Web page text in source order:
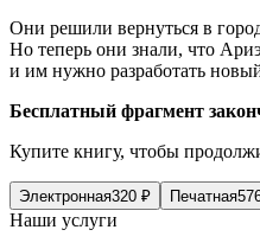
Они решили вернуться в
Но теперь они знали, что
и им нужно разработать
Бесплатный фрагмент
Купите книгу, чтобы
Электронная320 ₽ Печатная
Наши услуги